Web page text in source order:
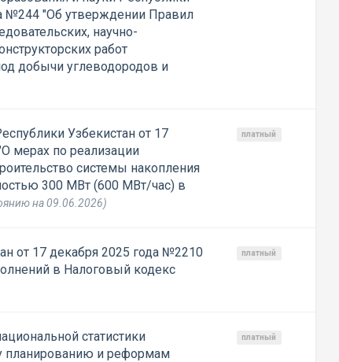
№244 "Об утверждении Правил
научно-
работ
добычи углеводородов и
Узбекистан от 17
мерах по реализации
системы накопления
300 МВт (600 МВт/час) в
на 09.06.2026)
платный
от 17 декабря 2025 года №2210
в Налоговый кодекс
платный
статистики
планированию и реформам
платный